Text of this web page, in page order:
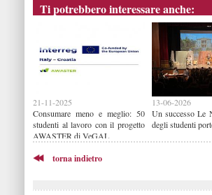
Ti potrebbero interessare anche:
21-11-2025
Consumare meno e meglio: 50
studenti al lavoro con il progetto
AWASTER di VeGAL
13-06-2026
Un successo Le
degli studenti
torna indietro